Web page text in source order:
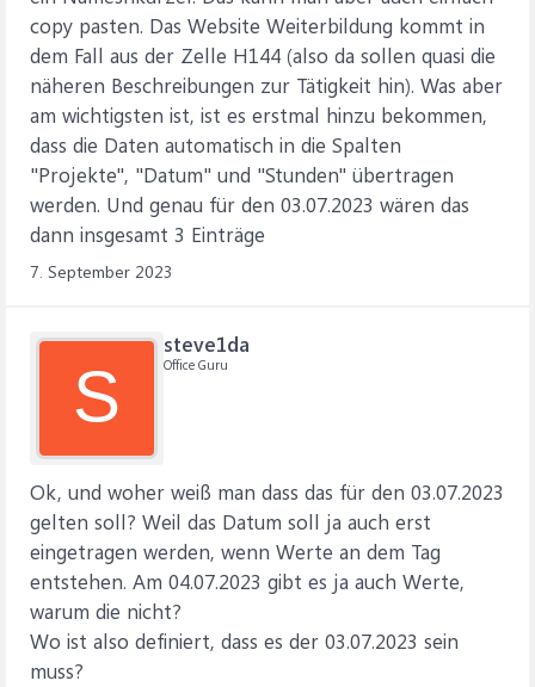
copy pasten. Das Website Weiterbildung kommt in
dem Fall aus der Zelle H144 (also da sollen quasi die
näheren Beschreibungen zur Tätigkeit hin). Was aber
am wichtigsten ist, ist es erstmal hinzu bekommen,
dass die Daten automatisch in die Spalten
"Projekte", "Datum" und "Stunden" übertragen
werden. Und genau für den 03.07.2023 wären das
dann insgesamt 3 Einträge
7. September 2023
S
steve1da
Office Guru
Ok, und woher weiß man dass das für den 03.07.2023
gelten soll? Weil das Datum soll ja auch erst
eingetragen werden, wenn Werte an dem Tag
entstehen. Am 04.07.2023 gibt es ja auch Werte,
warum die nicht?
Wo ist also definiert, dass es der 03.07.2023 sein
muss?